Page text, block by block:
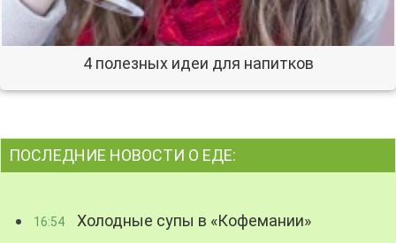
4 полезных идеи для напитков
ПОСЛЕДНИЕ НОВОСТИ О ЕДЕ:
16:54 Холодные супы в «Кофемании»